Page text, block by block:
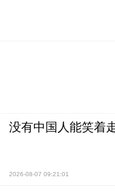
没有中国人能笑着
2026-08-07 09:21:01